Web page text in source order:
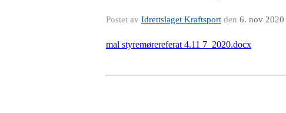
Postet av Idrettslaget Kraftsport den 6. nov 2020
mal styremørereferat 4.11 7_2020.docx